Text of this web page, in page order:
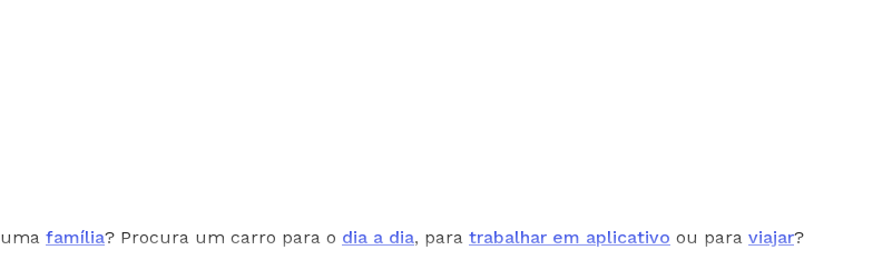
família? Procura um carro para o dia a dia, para trabalhar em aplicativo ou para viajar?